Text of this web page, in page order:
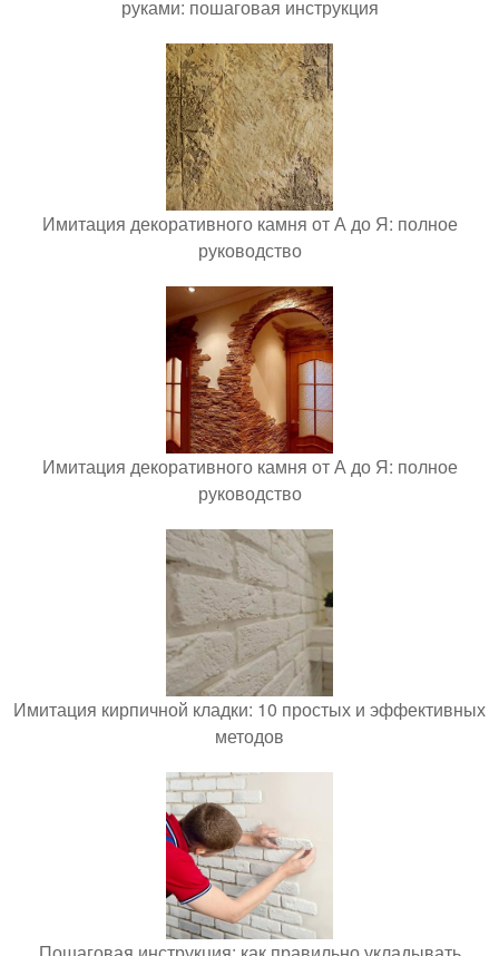
руками: пошаговая инструкция
Имитация декоративного камня от А до Я: полное
руководство
Имитация декоративного камня от А до Я: полное
руководство
Имитация кирпичной кладки: 10 простых и эффективных
методов